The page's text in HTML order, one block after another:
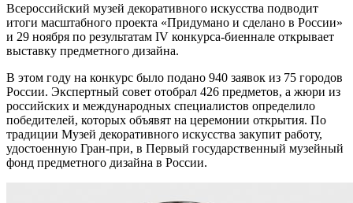
Всероссийский музей декоративного искусства подводит
итоги масштабного проекта «Придумано и сделано в России»
и 29 ноября по результатам IV конкурса-биеннале открывает
выставку предметного дизайна.
В этом году на конкурс было подано 940 заявок из 75 городов
России. Экспертный совет отобрал 426 предметов, а жюри из
российских и международных специалистов определило
победителей, которых объявят на церемонии открытия. По
традиции Музей декоративного искусства закупит работу,
удостоенную Гран-при, в Первый государственный музейный
фонд предметного дизайна в России.